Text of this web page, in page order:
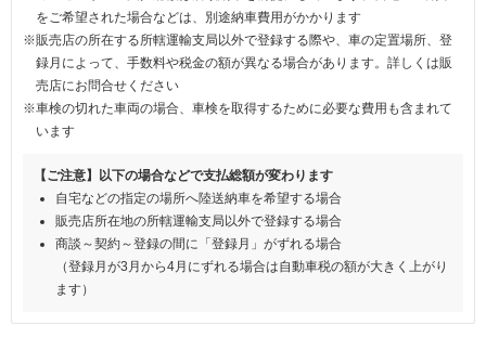
をご希望された場合などは、別途納車費用がかかります
※販売店の所在する所轄運輸支局以外で登録する際や、車の定置場所、登
録月によって、手数料や税金の額が異なる場合があります。詳しくは販
売店にお問合せください
※車検の切れた車両の場合、車検を取得するために必要な費用も含まれて
います
【ご注意】以下の場合などで支払総額が変わります
自宅などの指定の場所へ陸送納車を希望する場合
販売店所在地の所轄運輸支局以外で登録する場合
商談～契約～登録の間に「登録月」がずれる場合
（登録月が3月から4月にずれる場合は自動車税の額が大きく上がり
ます）